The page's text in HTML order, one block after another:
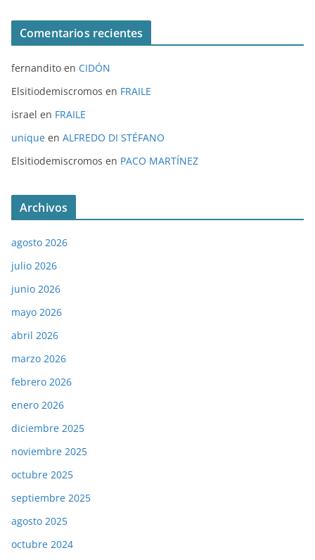
Comentarios recientes
fernandito en CIDÓN
Elsitiodemiscromos en FRAILE
israel en FRAILE
unique en ALFREDO DI STÉFANO
Elsitiodemiscromos en PACO MARTÍNEZ
Archivos
agosto 2026
julio 2026
junio 2026
mayo 2026
abril 2026
marzo 2026
febrero 2026
enero 2026
diciembre 2025
noviembre 2025
octubre 2025
septiembre 2025
agosto 2025
octubre 2024